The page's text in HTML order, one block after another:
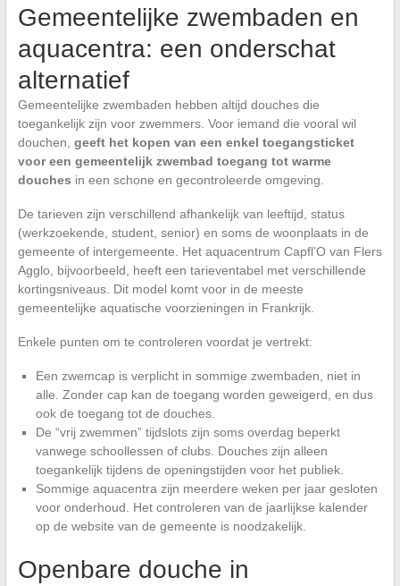
Gemeentelijke zwembaden en
aquacentra: een onderschat
alternatief
Gemeentelijke zwembaden hebben altijd douches die
toegankelijk zijn voor zwemmers. Voor iemand die vooral wil
douchen, geeft het kopen van een enkel toegangsticket
voor een gemeentelijk zwembad toegang tot warme
douches in een schone en gecontroleerde omgeving.
De tarieven zijn verschillend afhankelijk van leeftijd, status
(werkzoekende, student, senior) en soms de woonplaats in de
gemeente of intergemeente. Het aquacentrum Capfl’O van Flers
Agglo, bijvoorbeeld, heeft een tarieventabel met verschillende
kortingsniveaus. Dit model komt voor in de meeste
gemeentelijke aquatische voorzieningen in Frankrijk.
Enkele punten om te controleren voordat je vertrekt:
Een zwemcap is verplicht in sommige zwembaden, niet in
alle. Zonder cap kan de toegang worden geweigerd, en dus
ook de toegang tot de douches.
De “vrij zwemmen” tijdslots zijn soms overdag beperkt
vanwege schoollessen of clubs. Douches zijn alleen
toegankelijk tijdens de openingstijden voor het publiek.
Sommige aquacentra zijn meerdere weken per jaar gesloten
voor onderhoud. Het controleren van de jaarlijkse kalender
op de website van de gemeente is noodzakelijk.
Openbare douche in